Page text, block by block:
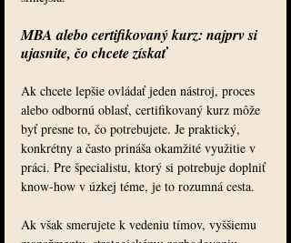
MBA alebo certifikovaný kurz: najprv si
ujasnite, čo chcete získať
Ak chcete lepšie ovládať jeden nástroj, proces
alebo odbornú oblasť, certifikovaný kurz môže
byť presne to, čo potrebujete. Je praktický,
konkrétny a často prináša okamžité využitie v
práci. Pre špecialistu, ktorý si potrebuje doplniť
know-how v úzkej téme, je to rozumná cesta.
Ak však smerujete k vedeniu tímov, vyššiemu